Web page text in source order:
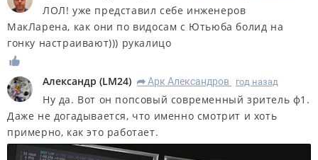
ЛОЛ! уже представил себе инженеров
МакЛарена, как они по видосам с Ютьюба болид на
гонку настраивают))) рукалицо
Александр (LM24) R Арк Александров год назад
Ну да. Вот он попсовый современный зритель ф1.
Даже не догадывается, что именно смотрит и хоть
примерно, как это работает.